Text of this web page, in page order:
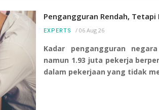
Pengangguran Rendah,
EXPERTS / 06 Aug 26
Kadar pengangguran
namun 1.93 juta pekerja
dalam pekerjaan yang tidak